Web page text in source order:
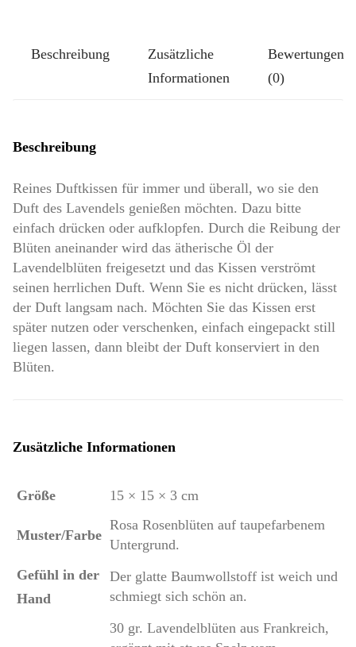
Rosen
Beschreibung
Zusätzliche
Informationen
Bewertungen
(0)
Beschreibung
Reines Duftkissen für immer und überall, wo sie den
Duft des Lavendels genießen möchten. Dazu bitte
einfach drücken oder aufklopfen. Durch die Reibung der
Blüten aneinander wird das ätherische Öl der
Lavendelblüten freigesetzt und das Kissen verströmt
seinen herrlichen Duft. Wenn Sie es nicht drücken, lässt
der Duft langsam nach. Möchten Sie das Kissen erst
später nutzen oder verschenken, einfach eingepackt still
liegen lassen, dann bleibt der Duft konserviert in den
Blüten.
Zusätzliche Informationen
Größe 15 × 15 × 3 cm
Muster/Farbe
Rosa Rosenblüten auf taupefarbenem
Untergrund.
Gefühl in der
Hand
Der glatte Baumwollstoff ist weich und
schmiegt sich schön an.
30 gr. Lavendelblüten aus Frankreich,